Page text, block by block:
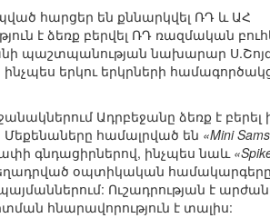
հարցեր են քննարկվել ՌԴ և ԱՀ
է ձեռք բերվել ՌԴ ռազմական
պաշտպանության նախարար
երկու երկրների
Ադրբեջանը ձեռք է բերել
համալրված են «Mini
գնդացիրներով, ինչպես նաև
օպտիկական
Ուշադրության է
հնարավորություն է տալիս: